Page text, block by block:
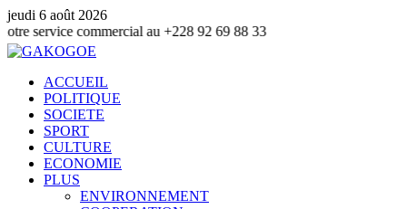
jeudi 6 août 2026
commercial au +228 92 69 88 33
ACCUEIL
POLITIQUE
SOCIETE
SPORT
CULTURE
ECONOMIE
PLUS
ENVIRONNEMENT